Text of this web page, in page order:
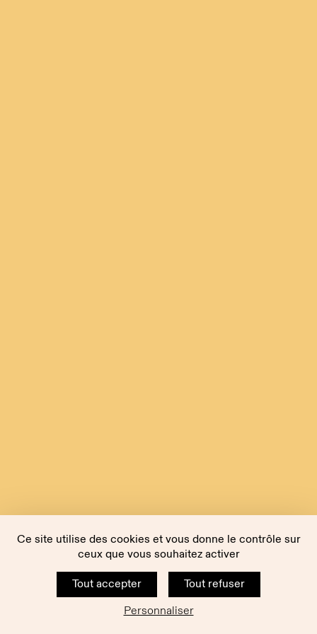
Ce site utilise des cookies et vous donne le contrôle sur
ceux que vous souhaitez activer
Tout accepter
Tout refuser
Personnaliser